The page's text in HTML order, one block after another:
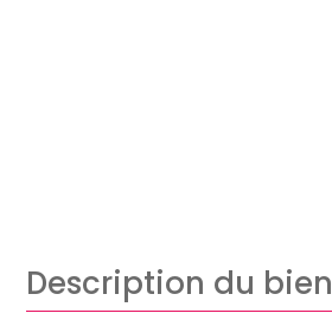
Description du bien